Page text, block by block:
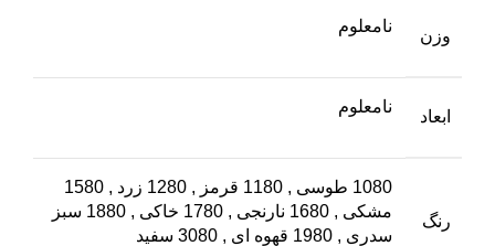
وزن
نامعلوم
ابعاد
نامعلوم
رنگ
1080 طوسی , 1180 قرمز , 1280 زرد ,
1580
مشکی , 1680 نارنجی , 1780 خاکی ,
1880 سبز
سدری , 1980 قهوه ای , 3080 سفید